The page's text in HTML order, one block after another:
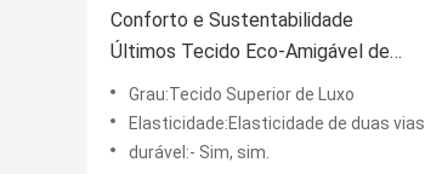
Conforto e Sustentabilidade
Últimos Tecido Eco-Amigável de
Trajes de Banho
Grau:Tecido Superior de Luxo
Elasticidade:Elasticidade de duas vias
durável:- Sim, sim.